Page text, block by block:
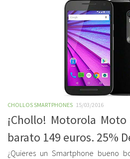
CHOLLOS SMARTPHONES 15/03/2016
¡Chollo! Motorola
barato 149 euros. 25%
¿Quieres un Smartphone bueno